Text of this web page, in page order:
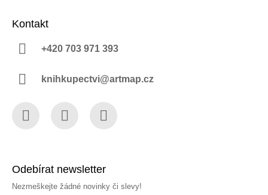
Kontakt
+420 703 971 393
knihkupectvi@artmap.cz
Odebírat newsletter
Nezmeškejte žádné novinky či slevy!